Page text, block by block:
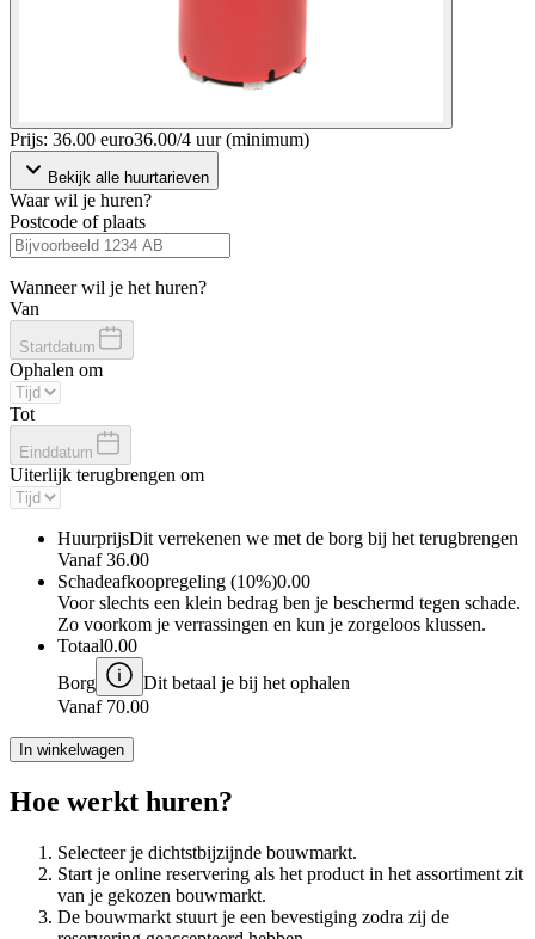
Prijs: 36.00 euro36.00/4 uur (minimum)
Bekijk alle huurtarieven
Waar wil je huren?
Postcode of plaats
Wanneer wil je het huren?
Van
Startdatum
Ophalen om
Tot
Einddatum
Uiterlijk terugbrengen om
HuurprijsDit verrekenen we met de borg bij het terugbrengen
Vanaf 36.00
Schadeafkoopregeling (10%)0.00
Voor slechts een klein bedrag ben je beschermd tegen schade.
Zo voorkom je verrassingen en kun je zorgeloos klussen.
Totaal0.00
Borg
Dit betaal je bij het ophalen
Vanaf 70.00
In winkelwagen
Hoe werkt huren?
Selecteer je dichtstbijzijnde bouwmarkt.
Start je online reservering als het product in het assortiment zit
van je gekozen bouwmarkt.
De bouwmarkt stuurt je een bevestiging zodra zij de